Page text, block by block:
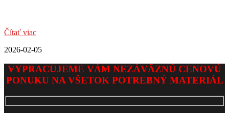
Čítať viac
2026-02-05
VYPRACUJEME VÁM NEZÁVÄZNÚ CENOVÚ
PONUKU NA VŠETOK POTREBNÝ MATERIÁL